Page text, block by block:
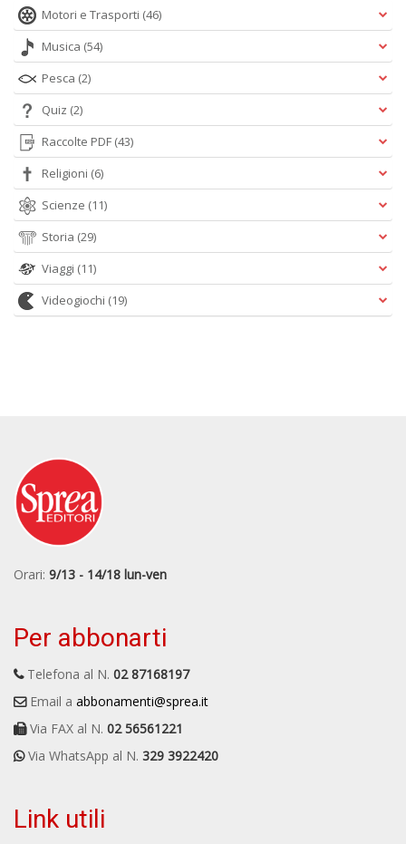
Motori e Trasporti (46)
Musica (54)
Pesca (2)
Quiz (2)
Raccolte PDF (43)
Religioni (6)
Scienze (11)
Storia (29)
Viaggi (11)
Videogiochi (19)
Orari: 9/13 - 14/18 lun-ven
Per abbonarti
Telefona al N. 02 87168197
Email a abbonamenti@sprea.it
Via FAX al N. 02 56561221
Via WhatsApp al N. 329 3922420
Link utili